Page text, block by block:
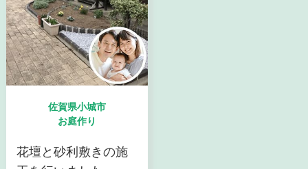
佐賀県小城市
お庭作り
花壇と砂利敷きの施